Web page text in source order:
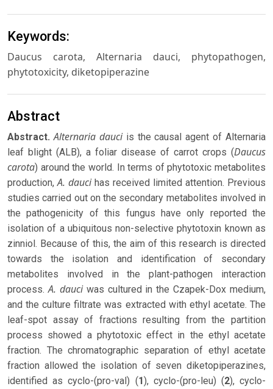
Keywords:
Daucus carota, Alternaria dauci, phytopathogen,
phytotoxicity, diketopiperazine
Abstract
Abstract.Alternaria dauciis the causal agent of Alternaria
leaf blight (ALB), a foliar disease of carrot crops (Daucus
carota) around the world. In terms of phytotoxic metabolites
production,A. daucihas received limited attention. Previous
studies carried out on the secondary metabolites involved in
the pathogenicity of this fungus have only reported the
isolation of a ubiquitous non-selective phytotoxin known as
zinniol. Because of this, the aim of this research is directed
towards the isolation and identification of secondary
metabolites involved in the plant-pathogen interaction
process.A. dauciwas cultured in the Czapek-Dox medium,
and the culture filtrate was extracted with ethyl acetate. The
leaf-spot assay of fractions resulting from the partition
process showed a phytotoxic effect in the ethyl acetate
fraction. The chromatographic separation of ethyl acetate
fraction allowed the isolation of seven diketopiperazines,
identified as cyclo-(pro-val) (1), cyclo-(pro-leu) (2), cyclo-